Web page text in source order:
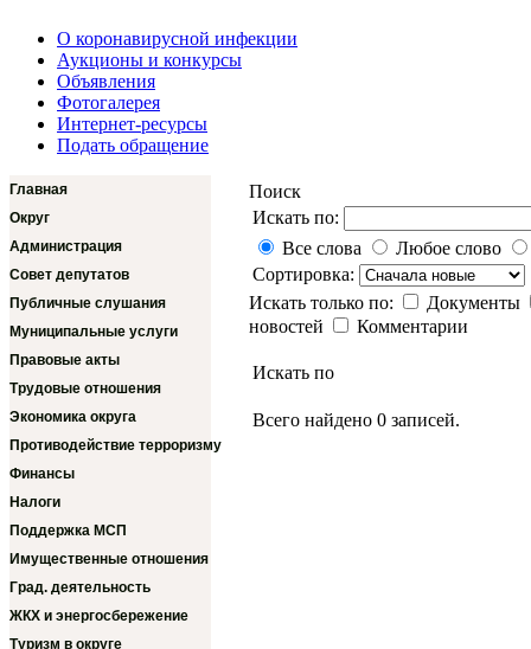
О коронавирусной инфекции
Аукционы и конкурсы
Объявления
Фотогалерея
Интернет-ресурсы
Подать обращение
Главная
Округ
Администрация
Совет депутатов
Публичные слушания
Муниципальные услуги
Правовые акты
Трудовые отношения
Экономика округа
Противодействие терроризму
Финансы
Налоги
Поддержка МСП
Имущественные отношения
Град. деятельность
ЖКХ и энергосбережение
Туризм в округе
Поиск
Искать по:
Все слова Любое слово
Сортировка:
Искать только по:
Документы
новостей
Комментарии
Искать по
Всего найдено 0 записей.